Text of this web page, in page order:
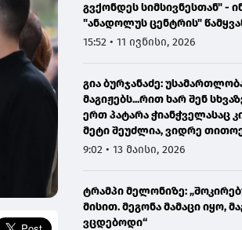
გვქონდეს სიმსივნესთან" -
"ანადოლუს ცენტრის"
ონკოლოგთან
15:52 • 11 ივნისი, 2026
გია ბურჯანაძე:
მაგიჟებს...რით ხარ შენ
ერთ პატარა ჭიანჭველასაც
მეტი შეუძლია, ვიდრე
ჩვენგანს...
9:02 • 13 მაისი, 2026
ტრამპი მელონიზე:
მისით. მეგონა მამაცი იყო,
ვცდებოდი“